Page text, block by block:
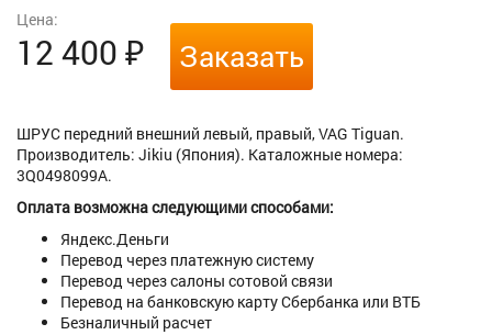
Цена:
12 400 ₽ Заказать
ШРУС передний внешний левый, правый, VAG Tiguan.
Производитель: Jikiu (Япония). Каталожные номера:
3Q0498099A.
Оплата возможна следующими способами:
Яндекс.Деньги
Перевод через платежную систему
Перевод через салоны сотовой связи
Перевод на банковскую карту Сбербанка или ВТБ
Безналичный расчет